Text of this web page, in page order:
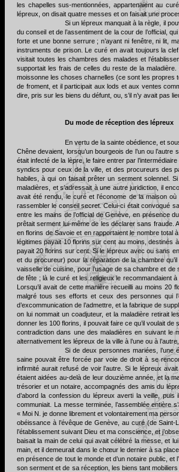
les chapelles sus-mentionnées, appartenaient au
lépreux, on disait quatre messes et on faisait une
Si un lépreux manquait à la règle, il
du conseil et de l’assentiment de la cour de l’official,
forte et une bonne serrure ; n’ayant ni fenêtre, ni lit,
instruments de prison. Le curé en avait toujours la
visitait toutes les chambres des malades et
supportait les frais de celles du reste de la
moissonne les choses charnelles (ce sont les propres
de froment, et il participait aux lods et aux ventes
dire, pris sur les biens du défunt, ou, s’il n’y avait pas
Du mode de réception des lépreux
En vertu de la sainte obédience, et
Chêne devaient, lorsqu’un bourgeois de l’un ou
était infecté de la lèpre, le faire entrer par
syndics pour ceux de la ville, et des procureurs des
habiles, à qui on faisait prêter un serment solennel.
maladières, et s’adressait à une autre juridiction, il
avait été rendu, le curé et l’économe de la maison
rassembler le conseil secret. Celui-ci était convoqué
entre les mains de l’official de Genève, en présence
prêtait serment lui-même de les déclarer sans fraude.
en florins de Savoie et en rapportaient le nombre total
légitimes payait 10 florins sur cent au moins, destinés
payait 20 florins sur cent. Si le lépreux avec ou sans
et du procureur) pour la réparation de la chambre
vaisselle de cuisine, pour l’usage de sa chambre et
de fête ; là le curé et les religieux le recommandaient
Lorsqu’il avait de cette manière recueilli au moins
malgré tous ses efforts et ceux des personnes qui
d’excommunication de l’admettre, et la fabrique de
on lui nommait un coadjuteur, et la maladière retirait
donner les 100 florins, il pouvait faire ce qu’il voulait
contradiction dans une des maladières en suivant le
alternativement les lépreux de la ville à l’une ou à
Si de deux personnes mariées,
saine pouvait être forcée par voie de droit à se
infirmité aurait refusé de voir l’autre. Si le lépreux
étaient aidées au-delà de leur douzième année, et la
trésorier et un notaire, accompagnés des amis du
d’abord la confession du lépreux averti la veille,
communiait. La messe terminée, l’assemblée
« Moi N. je donne librement et volontairement ma
obéissance à l’évêque de Genève, au curé (de
l’établissement suivant Dieu et ma conscience, et
baisait la main de celui qui avait célébré la messe, et
main, et il demeurait dans le chœur le dernier à sa
en présence de tout le monde et d’un notaire public,
son serment et de sa réception, les biens tant